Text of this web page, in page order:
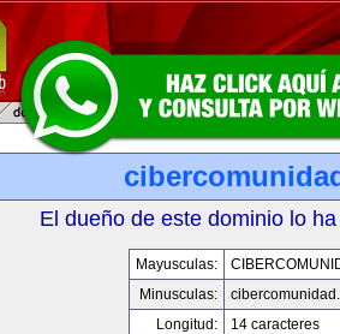
El dueño de este dominio lo
Mayusculas:
Minusculas:
Longitud:
14 caracteres